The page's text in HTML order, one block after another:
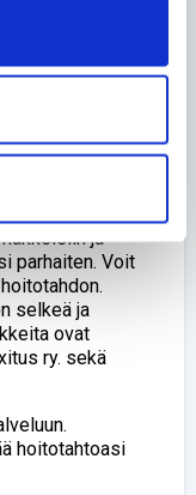
ja
parhaiten. Voit
selkeä ja
ovat
ry. sekä
hoitotahtoasi